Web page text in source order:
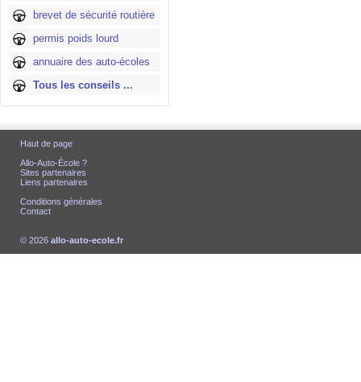
brevet de sécurité routière
permis poids lourd
annuaire des auto-écoles
Tous les conseils ...
Haut de page
Allo-Auto-École ?
Sites partenaires
Liens partenaires
Conditions générales
Contact
© 2026 allo-auto-ecole.fr